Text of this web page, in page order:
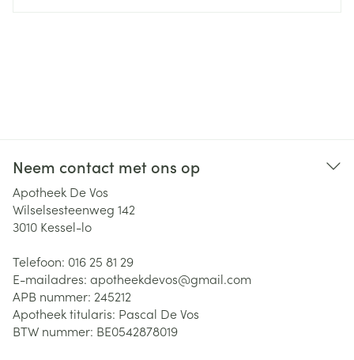
Neem contact met ons op
Apotheek De Vos
Wilselsesteenweg 142
3010 Kessel-lo
Telefoon: 016 25 81 29
E-mailadres: apotheekdevos@gmail.com
APB nummer: 245212
Apotheek titularis: Pascal De Vos
BTW nummer: BE0542878019